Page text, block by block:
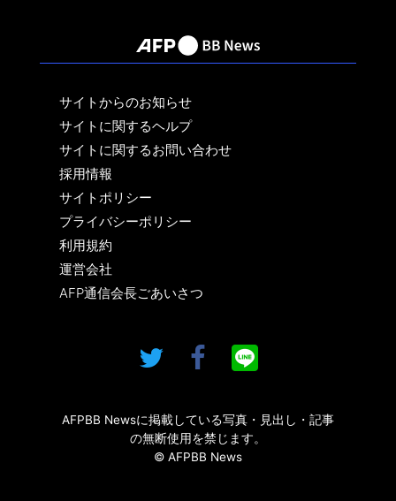
サイトからのお知らせ
サイトに関するヘルプ
サイトに関するお問い合わせ
採用情報
サイトポリシー
プライバシーポリシー
利用規約
運営会社
AFP通信会長ごあいさつ
AFPBB Newsに掲載している写真・見出し・記事
の無断使用を禁じます。
© AFPBB News